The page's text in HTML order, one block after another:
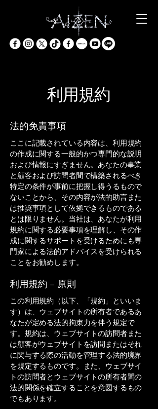
利用規約
法的免責事項
ここに記載されている内容は、利用規約
の作成に関する一般的かつ専門的な説明
および情報にすぎません。あなたの事業
と顧客および訪問者間で構築されるべき
特定の条件が事前に把握し得うるもので
ないことから、その内容が法的助言また
は推奨事項として依拠できるものである
とは限りません。当社は、あなたが利用
規約に関する必要事項を理解し、その作
成に関するサポートを受けるためにも専
門家による法的アドバイスを受けられる
ことをお勧めします。
利用規約 – 原則
この利用規約（以下、「規約」といいま
す）は、ウェブサイトの所有者であるあ
なたが定める法的拘束力を伴う規定で
す。規約は、ウェブサイトの訪問者また
は顧客がウェブサイトを訪問またはそれ
に関与する際の活動を管理する法的境界
を規定するものです。また、ウェブサイ
トの訪問者とウェブサイトの所有者間の
法的関係を確立することを意図するもの
でもあります。